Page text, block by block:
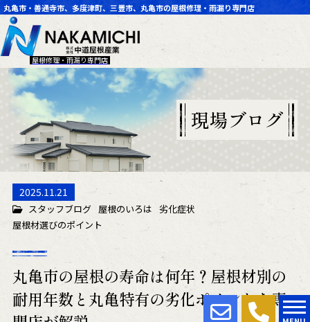
丸亀市・善通寺市、多度津町、三豊市、丸亀市の屋根修理・雨漏り専門店
屋根修理・雨漏り専門店
現場ブログ
2025.11.21
スタッフブログ 屋根のいろは 劣化症状
屋根材選びのポイント
丸亀市の屋根の寿命は何年？屋根材別の
耐用年数と丸亀特有の劣化ポイントを専